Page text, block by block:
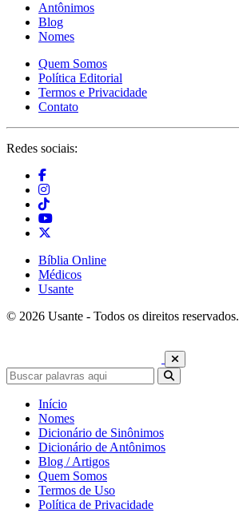
Antônimos
Blog
Nomes
Quem Somos
Política Editorial
Termos e Privacidade
Contato
Redes sociais:
Bíblia Online
Médicos
Usante
© 2026 Usante - Todos os direitos reservados.
Início
Nomes
Dicionário de Sinônimos
Dicionário de Antônimos
Blog / Artigos
Quem Somos
Termos de Uso
Política de Privacidade